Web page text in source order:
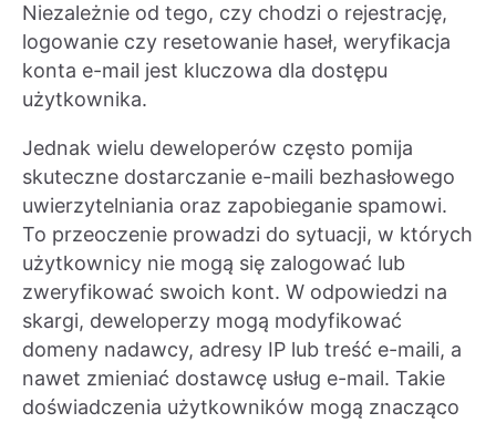
Niezależnie od tego, czy chodzi o rejestrację,
logowanie czy resetowanie haseł, weryfikacja
konta e-mail jest kluczowa dla dostępu
użytkownika.
Jednak wielu deweloperów często pomija
skuteczne dostarczanie e-maili bezhasłowego
uwierzytelniania oraz zapobieganie spamowi.
To przeoczenie prowadzi do sytuacji, w których
użytkownicy nie mogą się zalogować lub
zweryfikować swoich kont. W odpowiedzi na
skargi, deweloperzy mogą modyfikować
domeny nadawcy, adresy IP lub treść e-maili, a
nawet zmieniać dostawcę usług e-mail. Takie
doświadczenia użytkowników mogą znacząco